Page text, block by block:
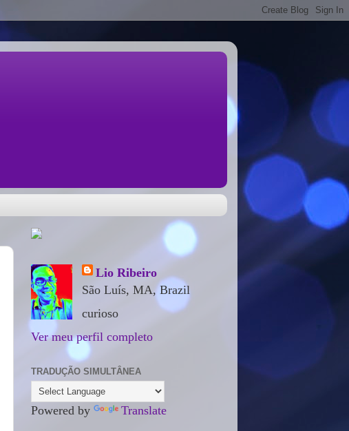
Lio Ribeiro
São Luís, MA, Brazil
curioso
Ver meu perfil completo
TRADUÇÃO SIMULTÂNEA
Powered by Translate